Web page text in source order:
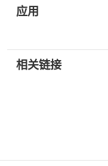
应用
相关链接